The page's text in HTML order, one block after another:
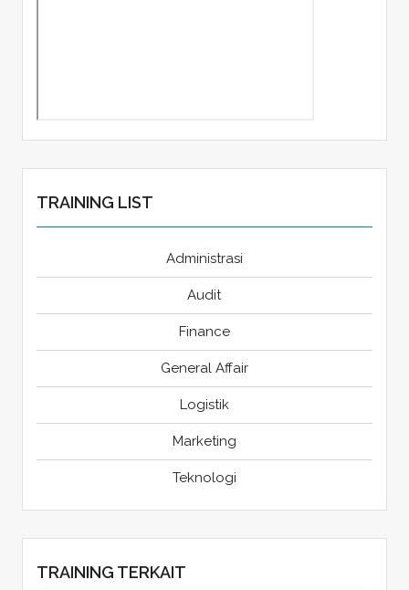
TRAINING LIST
Administrasi
Audit
Finance
General Affair
Logistik
Marketing
Teknologi
TRAINING TERKAIT